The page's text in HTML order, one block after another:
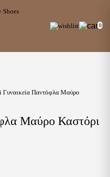
0
Γυναικεία Παντόφλα Μαύρο
Μαύρο Καστόρι